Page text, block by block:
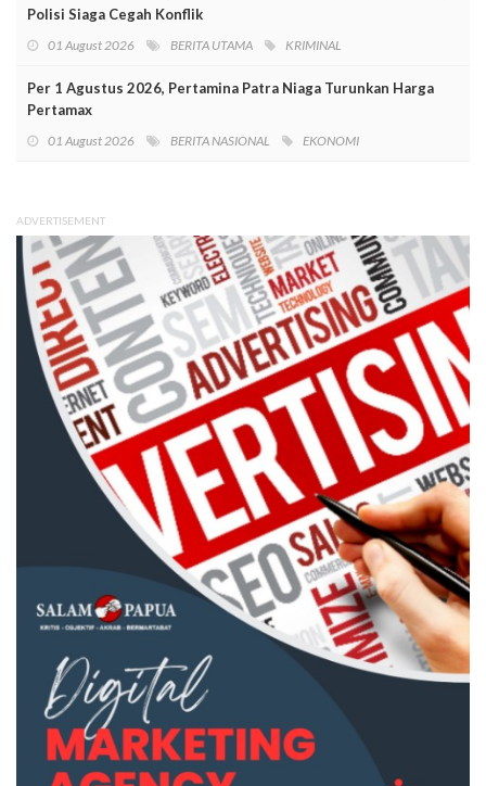
Polisi Siaga Cegah Konflik
01 August 2026 BERITA UTAMA KRIMINAL
Per 1 Agustus 2026, Pertamina Patra Niaga Turunkan Harga
Pertamax
01 August 2026 BERITA NASIONAL EKONOMI
ADVERTISEMENT